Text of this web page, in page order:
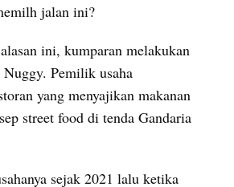
jalan ini?
ini, kumparan melakukan
Nuggy. Pemilik usaha
yang menyajikan makanan
street food di tenda Gandaria
sejak 2021 lalu ketika